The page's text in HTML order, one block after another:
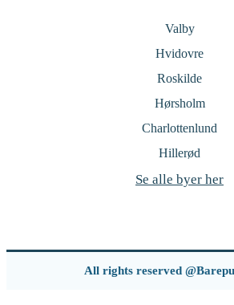
Valby
Hvidovre
Roskilde
Hørsholm
Charlottenlund
Hillerød
Se alle byer her
All rights reserved